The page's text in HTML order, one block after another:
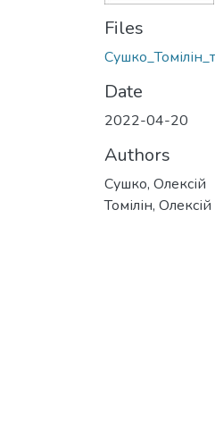
Files
Date
2022-04-20
Authors
Сушко, Олексій
Томілін,